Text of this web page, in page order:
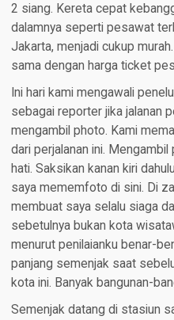
2 siang. Kereta cepat
dalamnya seperti pesawat
Jakarta, menjadi cukup
sama dengan harga ticket
Ini hari kami mengawali
sebagai reporter jika jalanan
mengambil photo. Kami
dari perjalanan ini.
hati. Saksikan kanan kiri
saya mememfoto di sini. Di
membuat saya selalu siaga
sebetulnya bukan kota
menurut penilaianku benar-
panjang semenjak saat
kota ini. Banyak bangunan-
Semenjak datang di stasiun